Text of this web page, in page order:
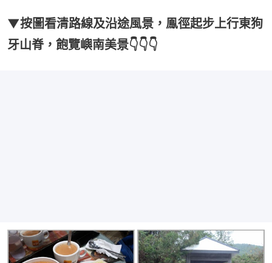
▼按圖看清路線及沿途風景，鳯徑起步上行東狗
牙山脊，飽覽嶼南美景👇👇👇